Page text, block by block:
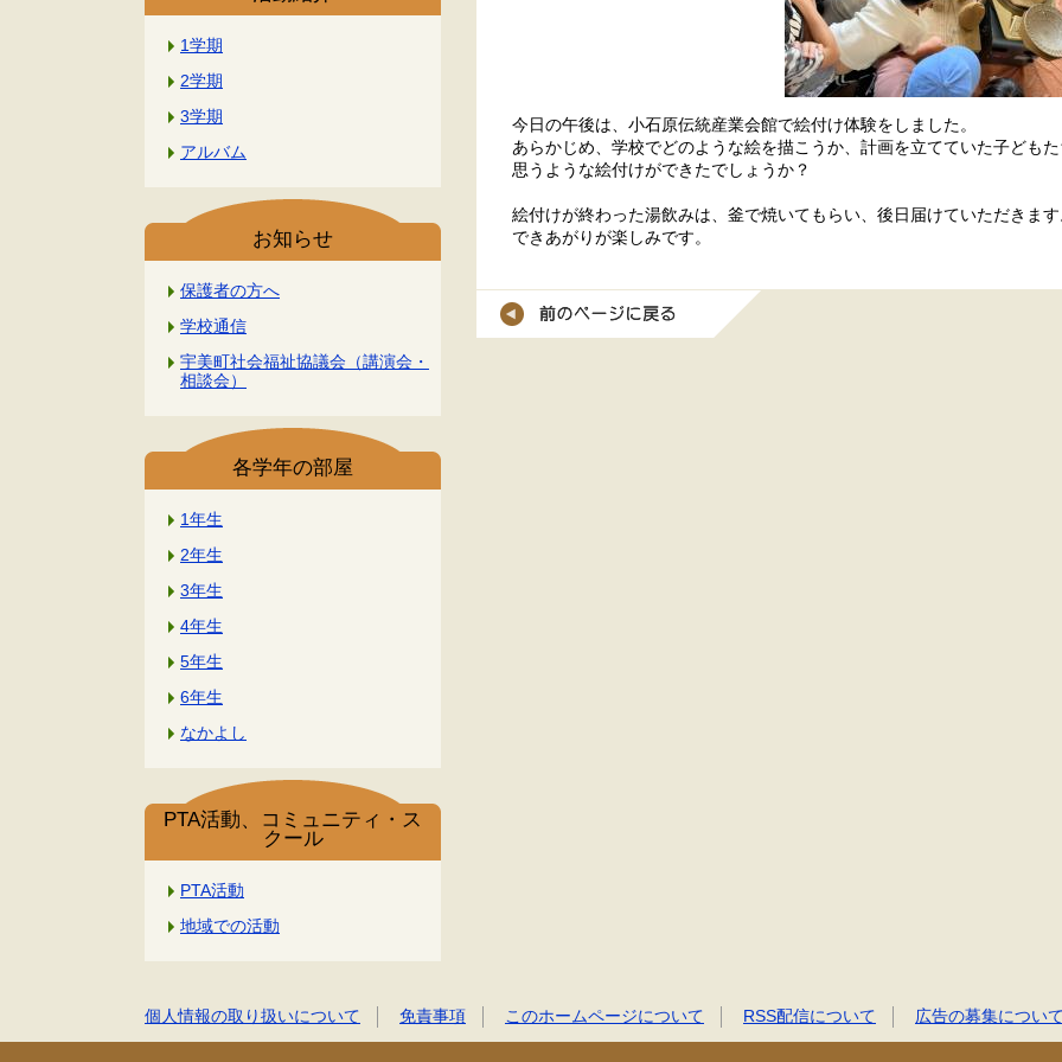
1学期
2学期
3学期
アルバム
お知らせ
保護者の方へ
学校通信
宇美町社会福祉協議会（講演会・
相談会）
各学年の部屋
1年生
2年生
3年生
4年生
5年生
6年生
なかよし
PTA活動、コミュニティ・ス
クール
PTA活動
地域での活動
今日の午後は、小石原伝統産業会館で絵付け体験をしました。
あらかじめ、学校でどのような絵を描こうか、計画を立てていた子ども
思うような絵付けができたでしょうか？
絵付けが終わった湯飲みは、釜で焼いてもらい、後日届けていただきま
できあがりが楽しみです。
個人情報の取り扱いについて 免責事項 このホームページについて RSS配信について 広告の募集につい